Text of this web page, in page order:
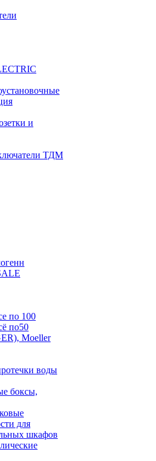
и
ТДМ
по 100
по50
Moeller
воды
боксы,
для
шкафов